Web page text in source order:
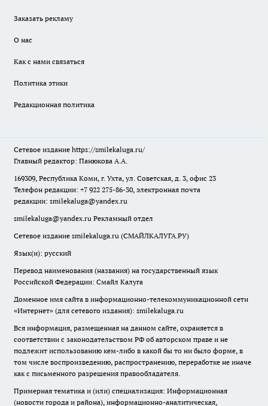
Заказать рекламу
О нас
Как с нами связаться
Политика этики
Редакционная политика
Сетевое издание https://smilekaluga.ru/
Главный редактор: Панюкова А.А.
169309, Республика Коми, г. Ухта, ул. Советская, д. 3, офис 23
Телефон редакции: +7 922 275-86-30, электронная почта
редакции: smilekaluga@yandex.ru
smilekaluga@yandex.ru Рекламный отдел
Сетевое издание smilekaluga.ru (СМАЙЛКАЛУГА.РУ)
Язык(и): русский
Перевод наименования (названия) на государственный язык
Российской Федерации: Смайл Калуга
Доменное имя сайта в информационно-телекоммуникационной сети
«Интернет» (для сетевого издания): smilekaluga.ru
Вся информация, размещенная на данном сайте, охраняется в
соответствии с законодательством РФ об авторском праве и не
подлежит использованию кем-либо в какой бы то ни было форме, в
том числе воспроизведению, распространению, переработке не иначе
как с письменного разрешения правообладателя.
Примерная тематика и (или) специализация: Информационная
(новости города и района), информационно-аналитическая,